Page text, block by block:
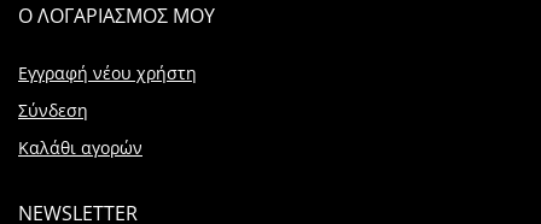
Ο ΛΟΓΑΡΙΑΣΜΟΣ ΜΟΥ
Εγγραφή νέου χρήστη
Σύνδεση
Καλάθι αγορών
NEWSLETTER